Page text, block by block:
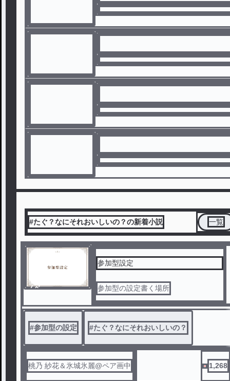
#たぐ？なにそれおいしいの？の新着小説 一覧
ノベ
参加型設定
参加型の設定書く場所
#参加型の設定 #たぐ？なにそれおいしいの？
桃乃 紗花＆氷城氷麗@ペア画中 1,268